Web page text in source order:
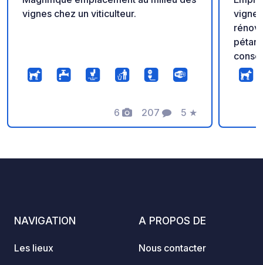
vignes chez un viticulteur.
6
Photos
207
Commentaires
5
Note
★
avec
16h à
NAVIGATION
Les lieux
A PROPOS DE
Nous contacter